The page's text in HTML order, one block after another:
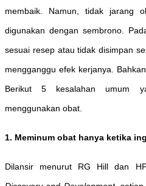
membaik. Namun, tidak jarang
digunakan dengan sembrono.
sesuai resep atau tidak disimpan
mengganggu efek kerjanya.
Berikut 5 kesalahan umum
menggunakan obat.
1. Meminum obat hanya ketika
Dilansir menurut RG Hill dan